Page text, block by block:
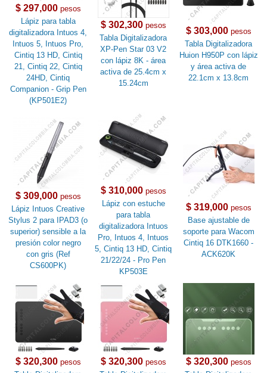
$ 297,000pesos
Lápiz para tabla
digitalizadora Intuos 4,
Intuos 5, Intuos Pro,
Cintiq 13 HD, Cintiq
21, Cintiq 22, Cintiq
24HD, Cintiq
Companion - Grip Pen
(KP501E2)
$ 302,300pesos
Tabla Digitalizadora
XP-Pen Star 03 V2
con lápiz 8K - área
activa de 25.4cm x
15.24cm
$ 303,000pesos
Tabla Digitalizadora
Huion H950P con lápiz
y área activa de
22.1cm x 13.8cm
$ 309,000pesos
Lápiz Intuos Creative
Stylus 2 para IPAD3 (o
superior) sensible a la
presión color negro
con gris (Ref
CS600PK)
$ 310,000pesos
Lápiz con estuche
para tabla
digitalizadora Intuos
Pro, Intuos 4, Intuos
5, Cintiq 13 HD, Cintiq
21/22/24 - Pro Pen
KP503E
$ 319,000pesos
Base ajustable de
soporte para Wacom
Cintiq 16 DTK1660 -
ACK620K
$ 320,300pesos
$ 320,300pesos
$ 320,300pesos